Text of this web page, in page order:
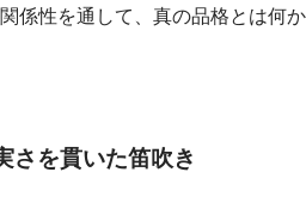
係性を通して、真の品格とは何か
さを貫いた笛吹き